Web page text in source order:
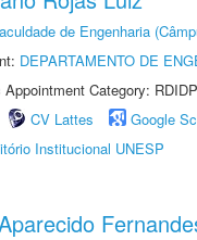
de Engenharia
DEPARTAMENTO DE
Category:
CV Lattes Google
Institucional UNESP